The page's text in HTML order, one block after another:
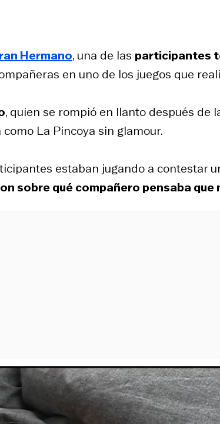
Hermano, una de las participantes
en uno de los juegos que
, quien se rompió en llanto después de
La Pincoya sin glamour.
estaban jugando a contestar
sobre qué compañero pensaba que